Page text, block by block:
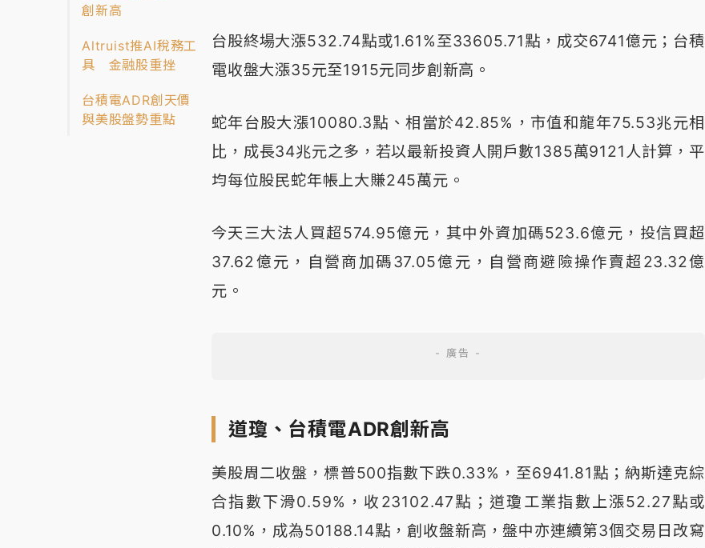
創新高
Altruist推AI稅務工
具 金融股重挫
台積電ADR創天價
與美股盤勢重點
台股終場大漲532.74點或1.61%至33605.71點，成交6741億元；台積
電收盤大漲35元至1915元同步創新高。
蛇年台股大漲10080.3點、相當於42.85%，市值和龍年75.53兆元相
比，成長34兆元之多，若以最新投資人開戶數1385萬9121人計算，平
均每位股民蛇年帳上大賺245萬元。
今天三大法人買超574.95億元，其中外資加碼523.6億元，投信買超
37.62億元，自營商加碼37.05億元，自營商避險操作賣超23.32億
元。
道瓊、台積電ADR創新高
美股周二收盤，標普500指數下跌0.33%，至6941.81點；納斯達克綜
合指數下滑0.59%，收23102.47點；道瓊工業指數上漲52.27點或
0.10%，成為50188.14點，創收盤新高，盤中亦連續第3個交易日改寫